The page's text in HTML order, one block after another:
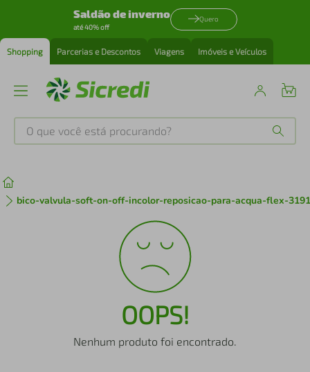
Saldão de inverno
até 40% off
Quero
Shopping Parcerias e Descontos Viagens Imóveis e Veículos
O que você está procurando?
bico-valvula-soft-on-off-incolor-reposicao-para-acqua-flex-
OOPS!
Nenhum produto foi encontrado.
tenis
iphone